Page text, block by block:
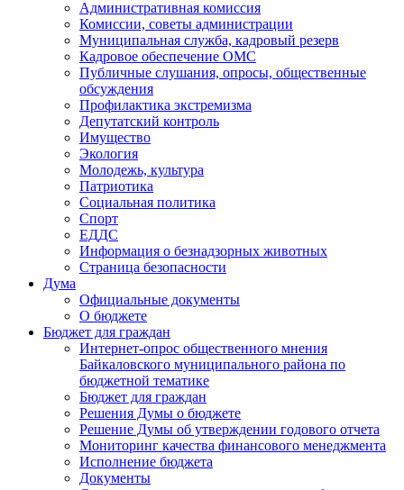
Административная комиссия
Комиссии, советы администрации
Муниципальная служба, кадровый резерв
Кадровое обеспечение ОМС
Публичные слушания, опросы, общественные
обсуждения
Профилактика экстремизма
Депутатский контроль
Имущество
Экология
Молодежь, культура
Патриотика
Социальная политика
Спорт
ЕДДС
Информация о безнадзорных животных
Страница безопасности
Дума
Официальные документы
О бюджете
Бюджет для граждан
Интернет-опрос общественного мнения
Байкаловского муниципального района по
бюджетной тематике
Бюджет для граждан
Решения Думы о бюджете
Решение Думы об утверждении годового отчета
Мониторинг качества финансового менеджмента
Исполнение бюджета
Документы